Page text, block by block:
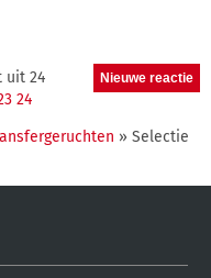
uit 24
24
» Selectie